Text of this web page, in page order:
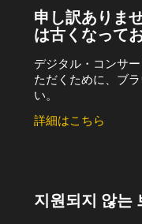
申し訳ありま
は古くなって
デジタル・コンサ
ただくために、ブ
い。
詳細はこちら
지원되지 않는